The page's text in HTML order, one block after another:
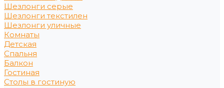
Шезлонги серые
Шезлонги текстилен
Шезлонги уличные
Комнаты
Детская
Спальня
Балкон
Гостиная
Столы в гостиную